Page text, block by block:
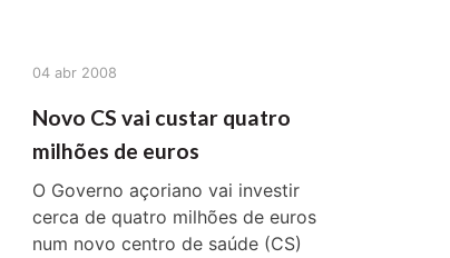
04 abr 2008
Novo CS vai custar quatro
milhões de euros
O Governo açoriano vai investir
cerca de quatro milhões de euros
num novo centro de saúde (CS)